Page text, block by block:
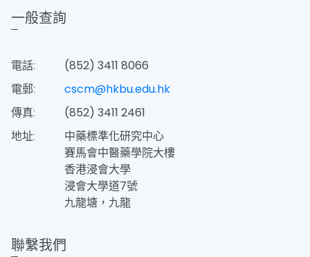
一般查詢
電話:
(852) 3411 8066
電郵:
cscm@hkbu.edu.hk
傳真:
(852) 3411 2461
地址:
中藥標準化研究中心
賽馬會中醫藥學院大樓
香港浸會大學
浸會大學道7號
九龍塘，九龍
聯繫我們